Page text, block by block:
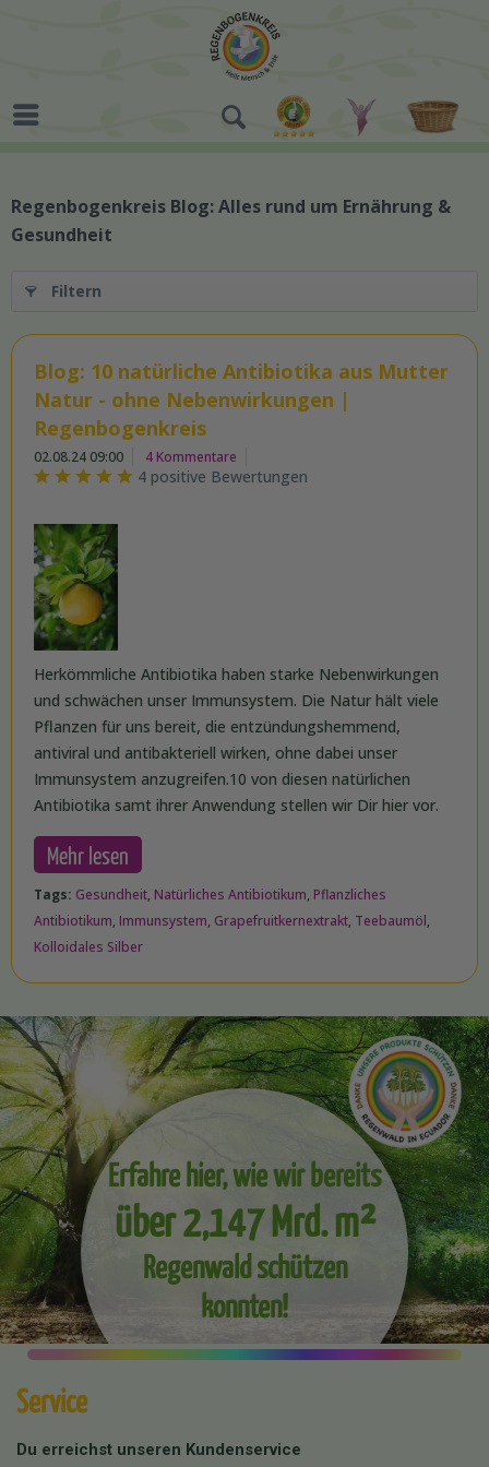
Regenbogenkreis Blog: Alles rund um Ernährung &
Gesundheit
Filtern
Blog: 10 natürliche Antibiotika aus Mutter
Natur - ohne Nebenwirkungen |
Regenbogenkreis
02.08.24 09:00 4 Kommentare
4 positive Bewertungen
Herkömmliche Antibiotika haben starke Nebenwirkungen
und schwächen unser Immunsystem. Die Natur hält viele
Pflanzen für uns bereit, die entzündungshemmend,
antiviral und antibakteriell wirken, ohne dabei unser
Immunsystem anzugreifen.10 von diesen natürlichen
Antibiotika samt ihrer Anwendung stellen wir Dir hier vor.
Mehr lesen
Tags: Gesundheit, Natürliches Antibiotikum, Pflanzliches
Antibiotikum, Immunsystem, Grapefruitkernextrakt, Teebaumöl,
Kolloidales Silber
Erfahre hier, wie wir bereits
über 2,147 Mrd. m²
Regenwald schützen
konnten!
Service
Du erreichst unseren Kundenservice